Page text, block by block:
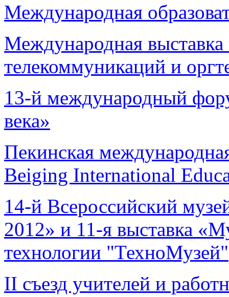
Международная
Международная
телекоммуникаций и
13-й международный
века»
Пекинская
Beiging International
14-й Всероссийский
2012» и 11-я выставка
технологии "ТехноМузей"
II съезд учителей и